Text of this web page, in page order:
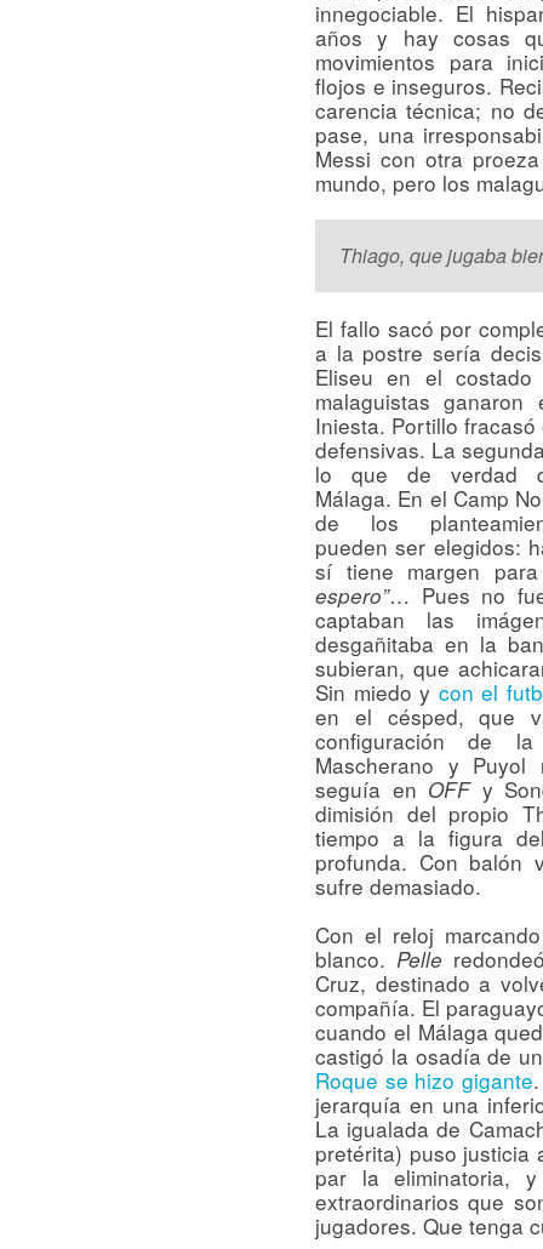
innegociable. El
años y hay cosas
movimientos para
flojos e inseguros.
carencia técnica; no
pase, una
Messi con otra
mundo, pero los
Thiago, que jugaba
El fallo sacó por
a la postre sería
Eliseu en el
malaguistas
Iniesta. Portillo
defensivas. La
lo que de verdad
Málaga. En el Camp
de los
pueden ser elegidos:
sí tiene margen
espero”… Pues no
captaban las
desgañitaba en la
subieran, que
Sin miedo y con el
en el césped, que
configuración de la
Mascherano y
seguía en OFFy
dimisión del propio
tiempo a la figura
profunda. Con balón
sufre demasiado.
Con el reloj
blanco. Pelle
Cruz, destinado a
compañía. El
cuando el Málaga
castigó la osadía de
Roque se hizo gigante
jerarquía en una
La igualada de
pretérita) puso justicia
par la eliminatoria,
extraordinarios que
jugadores. Que tenga